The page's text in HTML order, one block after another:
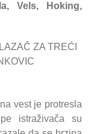
Vels, Hoking,
ZA TREĆI
vest je protresla
istraživača su